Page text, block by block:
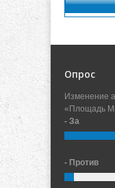
Опрос
Изменение
«Площадь
- За
- Против